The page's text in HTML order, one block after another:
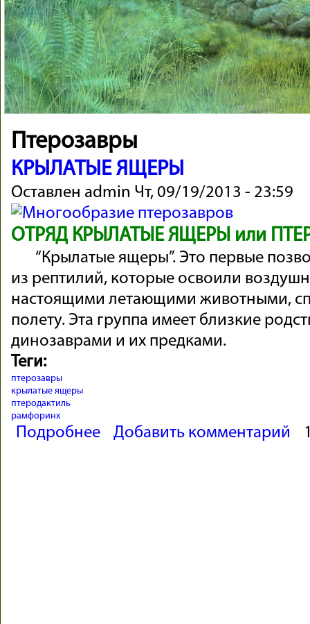
Птерозавры
КРЫЛАТЫЕ ЯЩЕРЫ
Оставлен admin Чт, 09/19/2013 - 23:59
ОТРЯД КРЫЛАТЫЕ ЯЩЕРЫ или
“Крылатые ящеры”. Это первые
из рептилий, которые освоили
настоящими летающими животными,
полету. Эта группа имеет близкие
динозаврами и их предками.
Теги:
птерозавры
крылатые ящеры
птеродактиль
рамфоринх
Подробнее о КРЫЛАТЫЕ ЯЩЕРЫ
Добавить комментарий